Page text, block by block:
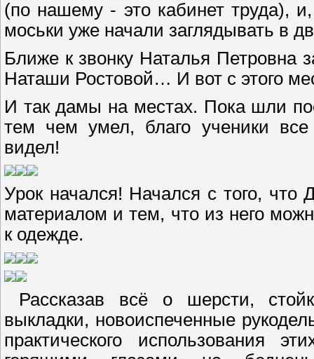
(по нашему - это кабинет труда),
моськи уже начали заглядывать в
Ближе к звонку Наталья Петровна
Наташи Ростовой… И вот с этого
И так дамы на местах. Пока шли
тем чем умел, благо ученики
видел!
Урок начался! Начался с того,
материалом и тем, что из него
к одежде.
Рассказав всё о шерсти,
выкладки, новоиспеченные
практического использования